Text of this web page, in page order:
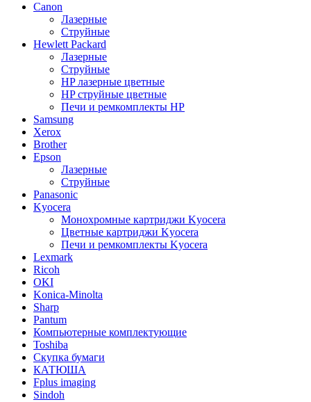
Canon
Лазерные
Струйные
Hewlett Packard
Лазерные
Струйные
HP лазерные цветные
HP струйные цветные
Печи и ремкомплекты HP
Samsung
Xerox
Brother
Epson
Лазерные
Струйные
Panasonic
Kyocera
Монохромные картриджи Kyocera
Цветные картриджи Kyocera
Печи и ремкомплекты Kyocera
Lexmark
Ricoh
OKI
Konica-Minolta
Sharp
Pantum
Компьютерные комплектующие
Toshiba
Скупка бумаги
КАТЮША
Fplus imaging
Sindoh